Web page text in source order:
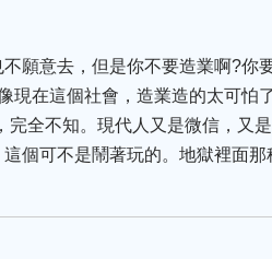
願意去，但是你不要造業啊?你
現在這個社會，造業造的太可怕
全不知。現代人又是微信，又是
個可不是鬧著玩的。地獄裡面那